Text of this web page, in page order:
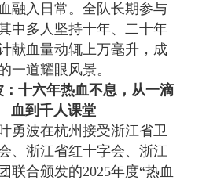
融入日常。全队长期参与
中多人坚持十年、二十年
献血量动辄上万毫升，成
一道耀眼风景。
：十六年热血不息，从一滴
血到千人课堂
勇波在杭州接受浙江省卫
、浙江省红十字会、浙江
联合颁发的2025年度“热血